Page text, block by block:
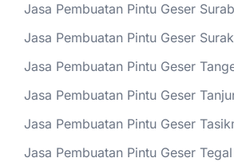
Jasa Pembuatan Pintu Geser
Jasa Pembuatan Pintu Geser
Jasa Pembuatan Pintu Geser
Jasa Pembuatan Pintu Geser
Jasa Pembuatan Pintu Geser
Jasa Pembuatan Pintu Geser Tegal